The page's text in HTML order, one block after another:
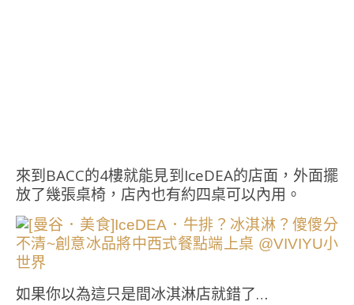
來到BACC的4樓就能見到IceDEA的店面，外面擺
放了幾張桌椅，店內也有約四桌可以內用。
如果你以為這只是間冰淇淋店就錯了…